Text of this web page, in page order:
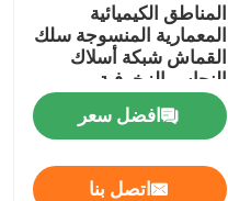
المناطق الكيميائية
المعمارية المنسوجة سلك
القماش شبكة أسلاك
النحاس الزخرفية
افضل سعر
اتصل بنا